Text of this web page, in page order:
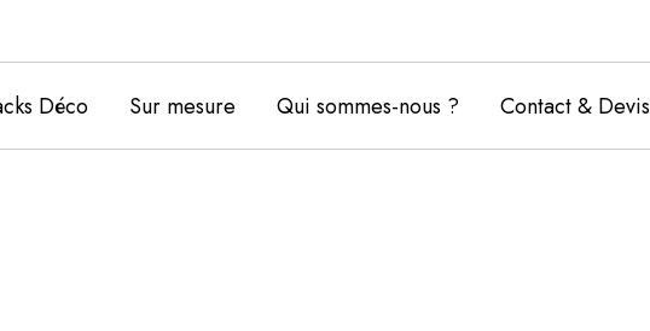
Déco Sur mesure Qui sommes-nous ? Contact & Devis